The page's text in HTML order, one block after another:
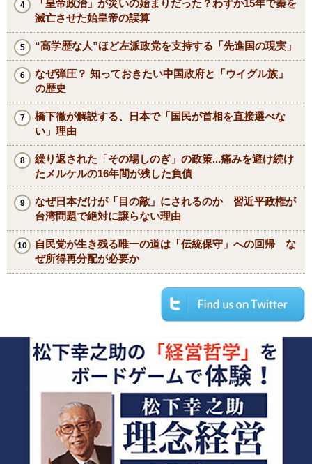
「皇帝政治」が災いの始まりだった？わずか15年で秦を
滅亡させた始皇帝の誤算
“高学歴な人”ほど左派政党を支持する「先進国の現実」
なぜ弾圧？ 知っておきたい中国政府と「ウイグル族」
の歴史
橋下徹が解説する、日本で「国民が首相を直接選べな
い」理由
繰り返された「その場しのぎ」の政策...痛みを避け続け
たメルケルの16年間が残した負債
なぜ日本だけが「目の敵」にされるのか 習近平政権が
台湾問題で絶対に譲らない理由
自民党が生き残る唯一の道は「伝統保守」への回帰 な
ぜ所得再分配が必要か